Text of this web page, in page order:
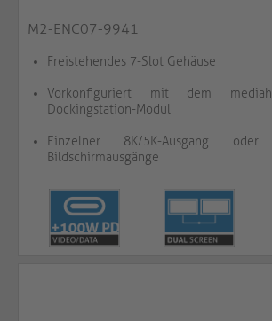
M2-ENC07-9941
Freistehendes 7-Slot Gehäuse
Vorkonfiguriert mit dem
Dockingstation-Modul
Einzelner 8K/5K-Ausgang
Bildschirmausgänge